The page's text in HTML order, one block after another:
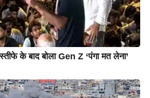
के बाद बोला Gen Z ‘पंगा मत लेना’